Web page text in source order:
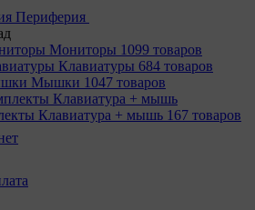
Периферия
Мониторы 1099 товаров
Клавиатуры 684 товаров
Мышки 1047 товаров
Клавиатура + мышь 167 товаров